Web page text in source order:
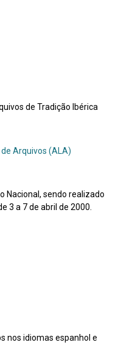
de Tradição Ibérica
Arquivos (ALA)
Nacional, sendo realizado
3 a 7 de abril de 2000.
nos idiomas espanhol e